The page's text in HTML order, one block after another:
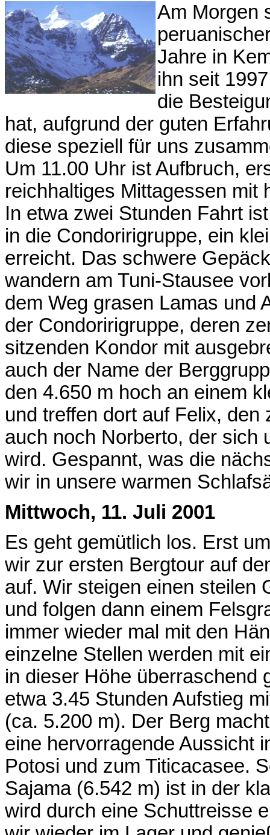
Am Morgen
Jahre in
ihn seit
die
hat, aufgrund der guten
diese speziell für uns
Um 11.00 Uhr ist Aufbruch,
reichhaltiges Mittagessen mit
In etwa zwei Stunden Fahrt
in die Condoririgruppe, ein
erreicht. Das schwere
wandern am Tuni-Stausee
dem Weg grasen Lamas und
der Condoririgruppe, deren
sitzenden Kondor mit
auch der Name der
den 4.650 m hoch an einem
und treffen dort auf Felix,
auch noch Norberto, der sich
wird. Gespannt, was die
wir in unsere warmen
Mittwoch, 11. Juli 2001
Es geht gemütlich los. Erst
wir zur ersten Bergtour auf
auf. Wir steigen einen steilen
und folgen dann einem
immer wieder mal mit den
einzelne Stellen werden mit
in dieser Höhe überraschend
etwa 3.45 Stunden Aufstieg
(ca. 5.200 m). Der Berg
eine hervorragende Aussicht
Potosi und zum Titicacasee.
Sajama (6.542 m) ist in der
wird durch eine Schuttreisse